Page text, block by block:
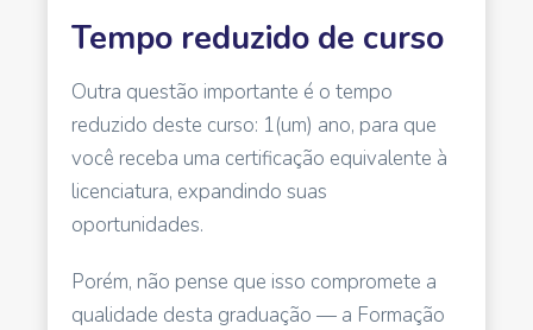
Tempo reduzido de curso
Outra questão importante é o tempo
reduzido deste curso: 1(um) ano, para que
você receba uma certificação equivalente à
licenciatura, expandindo suas
oportunidades.
Porém, não pense que isso compromete a
qualidade desta graduação — a Formação